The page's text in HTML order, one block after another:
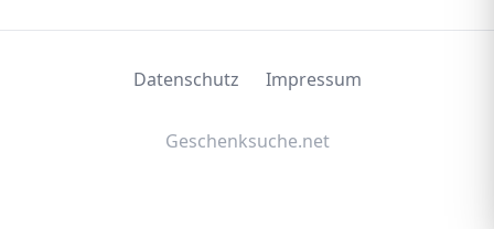
Datenschutz Impressum
Geschenksuche.net